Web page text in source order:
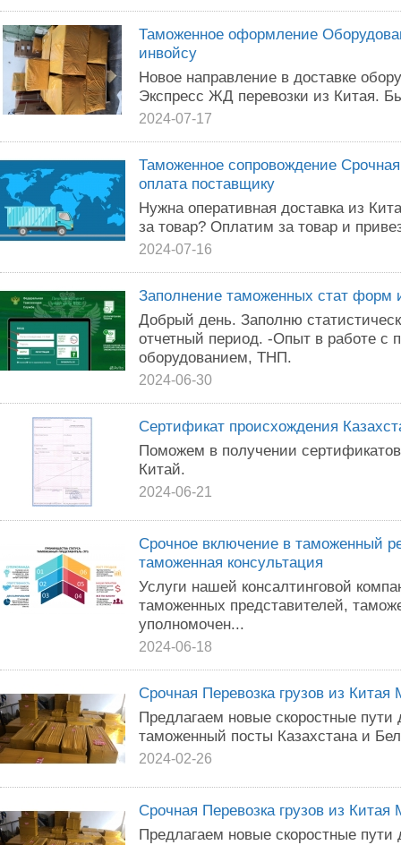
Таможенное оформление
инвойсу
Новое направление в доставке
Экспресс ЖД перевозки из Китая.
2024-07-17
Таможенное сопровождение
оплата поставщику
Нужна оперативная доставка из
за товар? Оплатим за товар и
2024-07-16
Заполнение таможенных стат форм
Добрый день. Заполню
отчетный период. -Опыт в работе
оборудованием, ТНП.
2024-06-30
Сертификат происхождения
Поможем в получении
Китай.
2024-06-21
Срочное включение в таможенный
таможенная консультация
Услуги нашей консалтинговой
таможенных представителей,
уполномочен...
2024-06-18
Срочная Перевозка грузов из Китая
Предлагаем новые скоростные пути
таможенный посты Казахстана и
2024-02-26
Срочная Перевозка грузов из Китая
Предлагаем новые скоростные пути